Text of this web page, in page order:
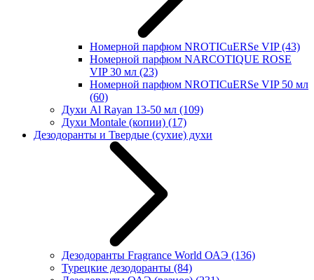
Номерной парфюм NROTICuERSe VIP(43)
Номерной парфюм NARCOTIQUE ROSE
VIP 30 мл (23)
Номерной парфюм NROTICuERSe VIP 50 мл
(60)
Духи Al Rayan 13-50 мл (109)
Духи Montale (копии) (17)
Дезодоранты и Твердые (сухие) духи
Дезодоранты Fragrance World ОАЭ (136)
Турецкие дезодоранты (84)